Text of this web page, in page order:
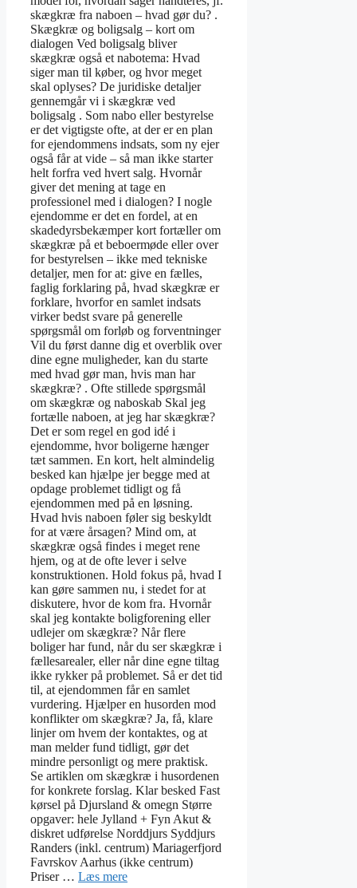
skægkræ fra naboen – hvad gør du? .
Skægkræ og boligsalg – kort om
dialogen Ved boligsalg bliver
skægkræ også et nabotema: Hvad
siger man til køber, og hvor meget
skal oplyses? De juridiske detaljer
gennemgår vi i skægkræ ved
boligsalg . Som nabo eller bestyrelse
er det vigtigste ofte, at der er en plan
for ejendommens indsats, som ny ejer
også får at vide – så man ikke starter
helt forfra ved hvert salg. Hvornår
giver det mening at tage en
professionel med i dialogen? I nogle
ejendomme er det en fordel, at en
skadedyrsbekæmper kort fortæller om
skægkræ på et beboermøde eller over
for bestyrelsen – ikke med tekniske
detaljer, men for at: give en fælles,
faglig forklaring på, hvad skægkræ er
forklare, hvorfor en samlet indsats
virker bedst svare på generelle
spørgsmål om forløb og forventninger
Vil du først danne dig et overblik over
dine egne muligheder, kan du starte
med hvad gør man, hvis man har
skægkræ? . Ofte stillede spørgsmål
om skægkræ og naboskab Skal jeg
fortælle naboen, at jeg har skægkræ?
Det er som regel en god idé i
ejendomme, hvor boligerne hænger
tæt sammen. En kort, helt almindelig
besked kan hjælpe jer begge med at
opdage problemet tidligt og få
ejendommen med på en løsning.
Hvad hvis naboen føler sig beskyldt
for at være årsagen? Mind om, at
skægkræ også findes i meget rene
hjem, og at de ofte lever i selve
konstruktionen. Hold fokus på, hvad I
kan gøre sammen nu, i stedet for at
diskutere, hvor de kom fra. Hvornår
skal jeg kontakte boligforening eller
udlejer om skægkræ? Når flere
boliger har fund, når du ser skægkræ i
fællesarealer, eller når dine egne tiltag
ikke rykker på problemet. Så er det tid
til, at ejendommen får en samlet
vurdering. Hjælper en husorden mod
konflikter om skægkræ? Ja, få, klare
linjer om hvem der kontaktes, og at
man melder fund tidligt, gør det
mindre personligt og mere praktisk.
Se artiklen om skægkræ i husordenen
for konkrete forslag. Klar besked Fast
kørsel på Djursland & omegn Større
opgaver: hele Jylland + Fyn Akut &
diskret udførelse Norddjurs Syddjurs
Randers (inkl. centrum) Mariagerfjord
Favrskov Aarhus (ikke centrum)
Priser … Læs mere